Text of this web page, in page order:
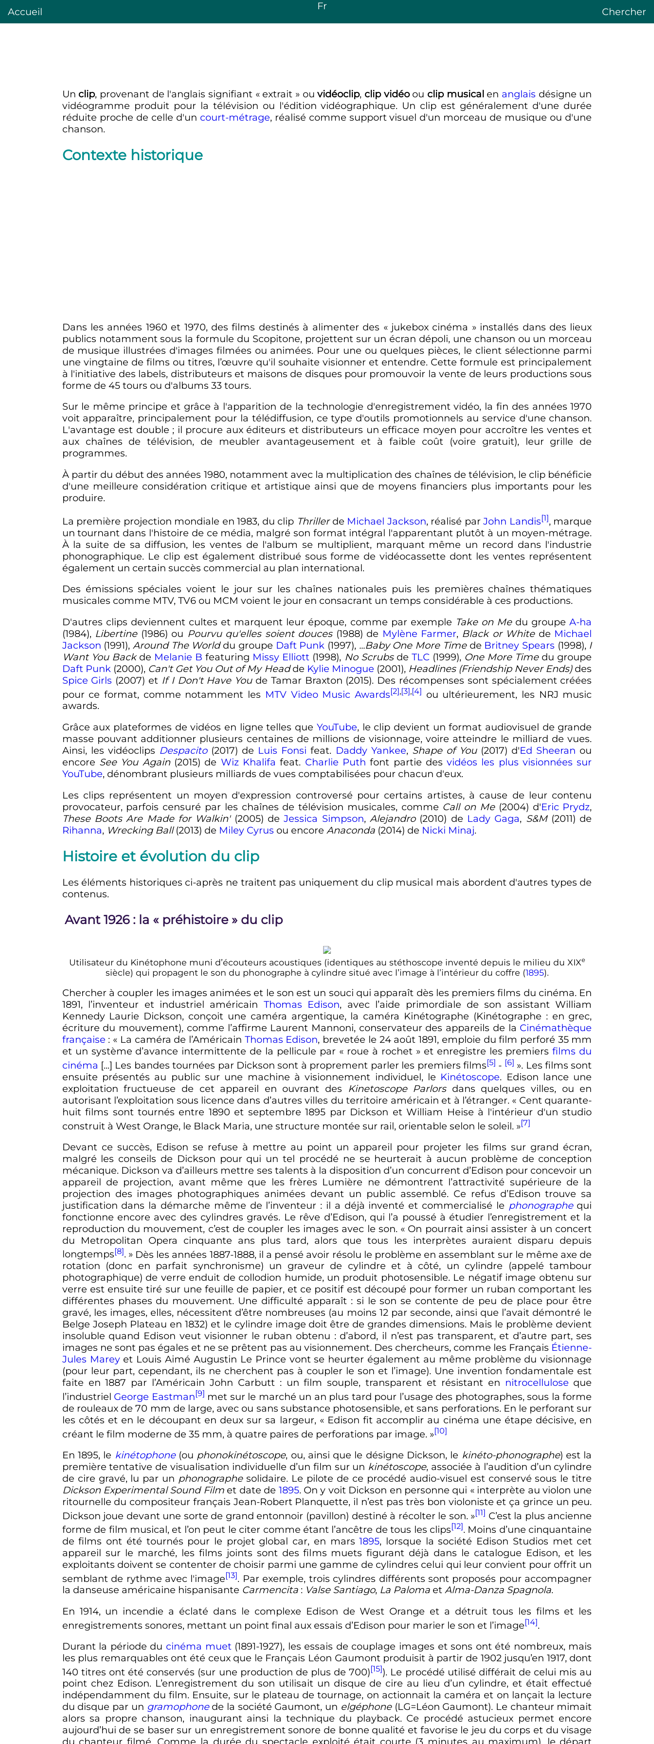
Accueil Fr Chercher
Un clip, provenant de l'anglais signifiant « extrait » ouvidéoclip, clip vidéoou clip musical en anglais désigne un
vidéogramme produit pour la télévision ou l'édition vidéographique. Un clip est généralement d'une durée
réduite proche de celle d'un court-métrage, réalisé comme support visuel d'un morceau de musique ou d'une
chanson.
Contexte historique
Dans les années 1960 et 1970, des films destinés à alimenter des « jukebox cinéma » installés dans des lieux
publics notamment sous la formule du Scopitone, projettent sur un écran dépoli, une chanson ou un morceau
de musique illustrées d'images filmées ou animées. Pour une ou quelques pièces, le client sélectionne parmi
une vingtaine de films ou titres, l’œuvre qu'il souhaite visionner et entendre. Cette formule est principalement
à l'initiative des labels, distributeurs et maisons de disques pour promouvoir la vente de leurs productions sous
forme de 45 tours ou d'albums 33 tours.
Sur le même principe et grâce à l'apparition de la technologie d'enregistrement vidéo, la fin des années 1970
voit apparaître, principalement pour la télédiffusion, ce type d'outils promotionnels au service d'une chanson.
L'avantage est double ; il procure aux éditeurs et distributeurs un efficace moyen pour accroître les ventes et
aux chaînes de télévision, de meubler avantageusement et à faible coût (voire gratuit), leur grille de
programmes.
À partir du début des années 1980, notamment avec la multiplication des chaînes de télévision, le clip bénéficie
d'une meilleure considération critique et artistique ainsi que de moyens financiers plus importants pour les
produire.
La première projection mondiale en 1983, du clip Thrillerde Michael Jackson, réalisé parJohn Landis[1], marque
un tournant dans l'histoire de ce média, malgré son format intégral l'apparentant plutôt à un moyen-métrage.
À la suite de sa diffusion, les ventes de l'album se multiplient, marquant même un record dans l'industrie
phonographique. Le clip est également distribué sous forme de vidéocassette dont les ventes représentent
également un certain succès commercial au plan international.
Des émissions spéciales voient le jour sur les chaînes nationales puis les premières chaînes thématiques
musicales comme MTV, TV6 ou MCM voient le jour en consacrant un temps considérable à ces productions.
D'autres clips deviennent cultes et marquent leur époque, comme par exemple Take on Medu groupeA-ha
(1984), Libertine(1986) ou Pourvu qu'elles soient douces(1988) de Mylène Farmer, Black or Whitede Michael
Jackson (1991),Around The Worlddu groupe Daft Punk (1997), ...Baby One More Timede Britney Spears (1998), I
Want You Backde Melanie B featuring Missy Elliott (1998), No Scrubsde TLC (1999), One More Timedu groupe
Daft Punk(2000), Can't Get You Out of My Headde Kylie Minogue (2001), Headlines (Friendship Never Ends)des
Spice Girls (2007) et If I Don't Have Youde Tamar Braxton (2015). Des récompenses sont spécialement créées
pour ce format, comme notamment les MTV Video Music Awards[2],[3],[4] ou ultérieurement, les NRJ music
awards.
Grâce aux plateformes de vidéos en ligne telles que YouTube, le clip devient un format audiovisuel de grande
masse pouvant additionner plusieurs centaines de millions de visionnage, voire atteindre le milliard de vues.
Ainsi, les vidéoclips Despacito(2017) de Luis Fonsi feat. Daddy Yankee, Shape of You(2017) d'Ed Sheeran ou
encore See You Again(2015) de Wiz Khalifa feat. Charlie Puth font partie desvidéos les plus visionnées sur
YouTube, dénombrant plusieurs milliards de vues comptabilisées pour chacun d'eux.
Les clips représentent un moyen d'expression controversé pour certains artistes, à cause de leur contenu
provocateur, parfois censuré par les chaînes de télévision musicales, comme Call on Me(2004) d'Eric Prydz,
These Boots Are Made for Walkin'(2005) deJessica Simpson, Alejandro(2010) de Lady Gaga, S&M(2011) de
Rihanna, Wrecking Ball(2013) de Miley Cyrus ou encore Anaconda(2014) de Nicki Minaj.
Histoire et évolution du clip
Les éléments historiques ci-après ne traitent pas uniquement du clip musical mais abordent d'autres types de
contenus.
Avant 1926 : la « préhistoire » du clip
Utilisateur du Kinétophone muni d’écouteurs acoustiques (identiques au stéthoscope inventé depuis le milieu du XIXe
siècle) qui propagent le son du phonographe à cylindre situé avec l’image à l’intérieur du coffre (1895).
Chercher à coupler les images animées et le son est un souci qui apparaît dès les premiers films du cinéma. En
1891, l’inventeur et industriel américain Thomas Edison, avec l’aide primordiale de son assistant William
Kennedy Laurie Dickson, conçoit une caméra argentique, la caméra Kinétographe (Kinétographe : en grec,
écriture du mouvement), comme l’affirme Laurent Mannoni, conservateur des appareils de la Cinémathèque
française : « La caméra de l’Américain Thomas Edison, brevetée le 24 août 1891, emploie du film perforé 35 mm
et un système d’avance intermittente de la pellicule par « roue à rochet » et enregistre les premiersfilms du
cinéma [...] Les bandes tournées par Dickson sont à proprement parler les premiers films[5] - [6] ». Les films sont
ensuite présentés au public sur une machine à visionnement individuel, le Kinétoscope. Edison lance une
exploitation fructueuse de cet appareil en ouvrant des Kinetoscope Parlorsdans quelques villes, ou en
autorisant l’exploitation sous licence dans d’autres villes du territoire américain et à l’étranger. « Cent quarante-
huit films sont tournés entre 1890 et septembre 1895 par Dickson et William Heise à l'intérieur d'un studio
construit à West Orange, le Black Maria, une structure montée sur rail, orientable selon le soleil. »[7]
Devant ce succès, Edison se refuse à mettre au point un appareil pour projeter les films sur grand écran,
malgré les conseils de Dickson pour qui un tel procédé ne se heurterait à aucun problème de conception
mécanique. Dickson va d’ailleurs mettre ses talents à la disposition d’un concurrent d’Edison pour concevoir un
appareil de projection, avant même que les frères Lumière ne démontrent l’attractivité supérieure de la
projection des images photographiques animées devant un public assemblé. Ce refus d’Edison trouve sa
justification dans la démarche même de l’inventeur : il a déjà inventé et commercialisé le phonographequi
fonctionne encore avec des cylindres gravés. Le rêve d’Edison, qui l’a poussé à étudier l’enregistrement et la
reproduction du mouvement, c’est de coupler les images avec le son. « On pourrait ainsi assister à un concert
du Metropolitan Opera cinquante ans plus tard, alors que tous les interprètes auraient disparu depuis
longtemps[8]. »Dès les années 1887-1888, il a pensé avoir résolu le problème en assemblant sur le même axe de
rotation (donc en parfait synchronisme) un graveur de cylindre et à côté, un cylindre (appelé tambour
photographique) de verre enduit de collodion humide, un produit photosensible. Le négatif image obtenu sur
verre est ensuite tiré sur une feuille de papier, et ce positif est découpé pour former un ruban comportant les
différentes phases du mouvement. Une difficulté apparaît : si le son se contente de peu de place pour être
gravé, les images, elles, nécessitent d’être nombreuses (au moins 12 par seconde, ainsi que l’avait démontré le
Belge Joseph Plateau en 1832) et le cylindre image doit être de grandes dimensions. Mais le problème devient
insoluble quand Edison veut visionner le ruban obtenu : d’abord, il n’est pas transparent, et d’autre part, ses
images ne sont pas égales et ne se prêtent pas au visionnement. Des chercheurs, comme les Français Étienne-
Jules Mareyet Louis Aimé Augustin Le Prince vont se heurter également au même problème du visionnage
(pour leur part, cependant, ils ne cherchent pas à coupler le son et l’image). Une invention fondamentale est
faite en 1887 par l’Américain John Carbutt : un film souple, transparent et résistant en nitrocellulose que
l’industriel George Eastman[9] met sur le marché un an plus tard pour l’usage des photographes, sous la forme
de rouleaux de70 mm de large, avec ou sans substance photosensible, et sans perforations. En le perforant sur
les côtés et en le découpant en deux sur sa largeur, « Edison fit accomplir au cinéma une étape décisive, en
créant le film moderne de 35 mm, à quatre paires de perforations par image. »[10]
En 1895, le kinétophone(ou phonokinétoscope, ou, ainsi que le désigne Dickson, le kinéto-phonographe) est la
première tentative de visualisation individuelle d’un film sur un kinétoscope, associée à l’audition d’un cylindre
de cire gravé, lu par un phonographesolidaire. Le pilote de ce procédé audio-visuel est conservé sous le titre
Dickson Experimental Sound Filmet date de 1895. On y voit Dickson en personne qui « interprète au violon une
ritournelle du compositeur français Jean-Robert Planquette, il n’est pas très bon violoniste et ça grince un peu.
Dickson joue devant une sorte de grand entonnoir (pavillon) destiné à récolter le son. »[11] C’est la plus ancienne
forme de film musical, et l’on peut le citer comme étant l’ancêtre de tous les clips[12]. Moins d’une cinquantaine
de films ont été tournés pour le projet global car, en mars1895, lorsque la société Edison Studios met cet
appareil sur le marché, les films joints sont des films muets figurant déjà dans le catalogue Edison, et les
exploitants doivent se contenter de choisir parmi une gamme de cylindres celui qui leur convient pour offrit un
semblant de rythme avec l'image[13]. Par exemple, trois cylindres différents sont proposés pour accompagner
la danseuse américaine hispanisante Carmencita : Valse Santiago, La Palomaet Alma-Danza Spagnola.
En 1914, un incendie a éclaté dans le complexe Edison de West Orange et a détruit tous les films et les
enregistrements sonores, mettant un point final aux essais d’Edison pour marier le son et l’image[14].
Durant la période du cinéma muet (1891-1927), les essais de couplage images et sons ont été nombreux, mais
les plus remarquables ont été ceux que le Français Léon Gaumont produisit à partir de 1902 jusqu’en 1917, dont
140 titres ont été conservés (sur une production de plus de 700)[15]). Le procédé utilisé différait de celui mis au
point chez Edison. L’enregistrement du son utilisait un disque de cire au lieu d’un cylindre, et était effectué
indépendamment du film. Ensuite, sur le plateau de tournage, on actionnait la caméra et on lançait la lecture
du disque par un gramophonede la société Gaumont, un elgéphone(LG=Léon Gaumont). Le chanteur mimait
alors sa propre chanson, inaugurant ainsi la technique du playback. Ce procédé astucieux permet encore
aujourd’hui de se baser sur un enregistrement sonore de bonne qualité et favorise le jeu du corps et du visage